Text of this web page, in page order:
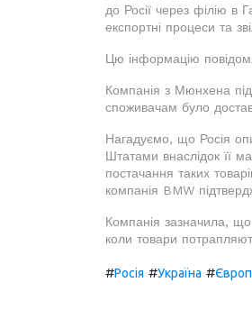
до Росії через філію в
експортні процеси та
Цю інформацію
Компанія з Мюнхена
споживачам було
Нагадуємо, що Росія
Штатами внаслідок її
постачання таких
компанія BMW
Компанія зазначила, що
коли товари
#Росія #Україна #